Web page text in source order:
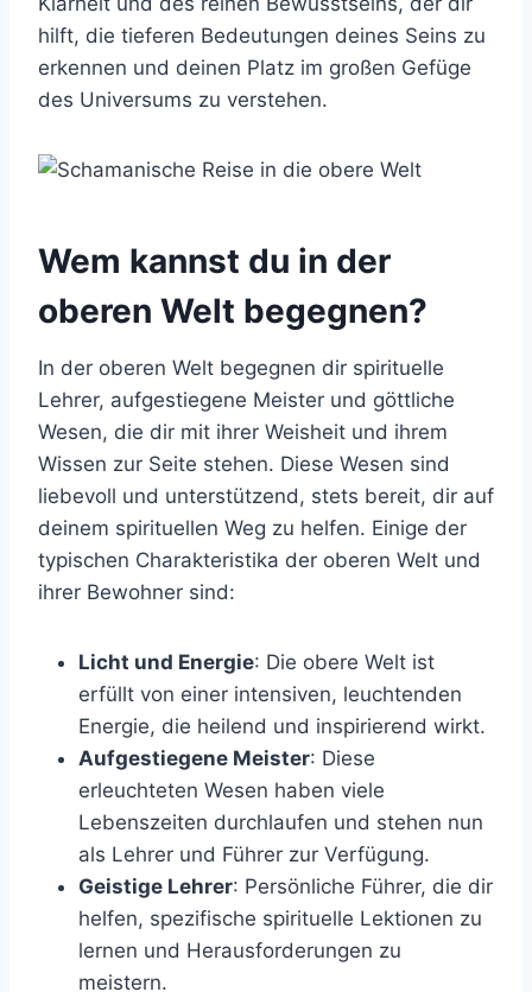
hilft, die tieferen Bedeutungen deines Seins zu
erkennen und deinen Platz im großen Gefüge
des Universums zu verstehen.
Wem kannst du in der
oberen Welt begegnen?
In der oberen Welt begegnen dir spirituelle
Lehrer, aufgestiegene Meister und göttliche
Wesen, die dir mit ihrer Weisheit und ihrem
Wissen zur Seite stehen. Diese Wesen sind
liebevoll und unterstützend, stets bereit, dir auf
deinem spirituellen Weg zu helfen. Einige der
typischen Charakteristika der oberen Welt und
ihrer Bewohner sind:
Licht und Energie: Die obere Welt ist
erfüllt von einer intensiven, leuchtenden
Energie, die heilend und inspirierend wirkt.
Aufgestiegene Meister: Diese
erleuchteten Wesen haben viele
Lebenszeiten durchlaufen und stehen nun
als Lehrer und Führer zur Verfügung.
Geistige Lehrer: Persönliche Führer, die dir
helfen, spezifische spirituelle Lektionen zu
lernen und Herausforderungen zu
meistern.